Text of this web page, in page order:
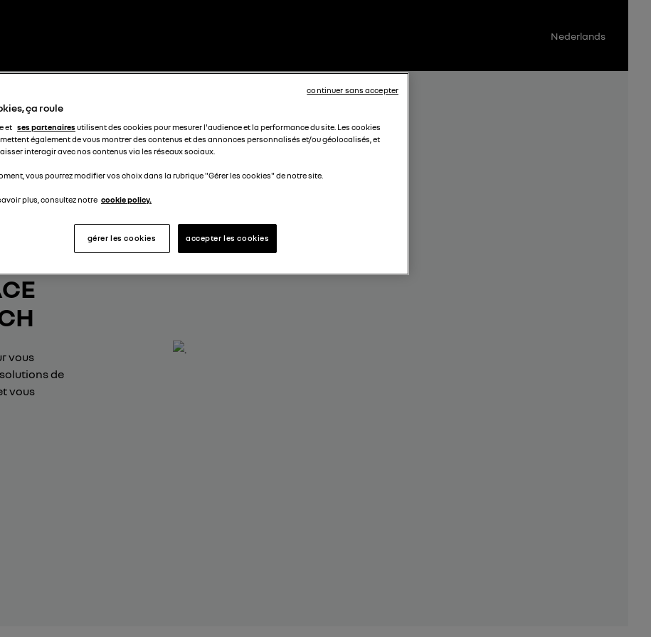
Nederlands
vous
de
vous
ça roule
et ses partenairesutilisent des cookies pour mesurer l'audience et la performance du site. Les cookies
également de vous montrer des contenus et des annonces personnalisés et/ou géolocalisés, et
interagir avec nos contenus via les réseaux sociaux.
vous pourrez modifier vos choix dans la rubrique "Gérer les cookies" de notre site.
plus, consultez notre cookie policy.
accepter les cookies
gérer les cookies
continuer sans accepter